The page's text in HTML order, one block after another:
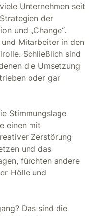
Unternehmen seit
der
und „Change“.
Mitarbeiter in den
Schließlich sind
die Umsetzung
oder gar
Stimmungslage
einen mit
Zerstörung
und das
fürchten andere
Hölle und
Das sind die